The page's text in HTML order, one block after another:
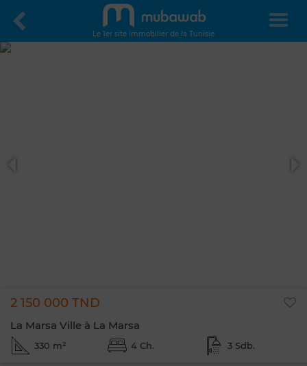
Le 1er site immobilier de la Tunisie
2 150 000 TND
La Marsa Ville à La Marsa
330 m² 4 Ch. 3 Sdb.